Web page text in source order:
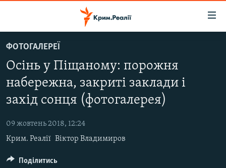
до
основного
матеріалу
Перейти
до
навігації
Перейти
пошуку
ВОДА.КРИМ
ВІДЕО ТА ФОТО
ПОЛІТИКА
БЛОГИ
ПОГЛЯД
ІНТЕРВ'Ю
ФОТОГАЛЕРЕЇ
Осінь у Піщаному: порожня
набережна, закриті заклади і
захід сонця (фотогалерея)
09 жовтень 2018, 12:24
Крим. Реалії Віктор Владимиров
Поділитись